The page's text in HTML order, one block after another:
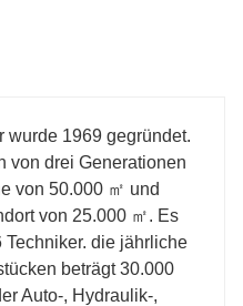
und
und Omega-
wurde 1969 gegründet.
von drei Generationen
von 50.000 ㎡ und
von 25.000 ㎡. Es
die jährliche
beträgt 30.000
Auto-, Hydraulik-,